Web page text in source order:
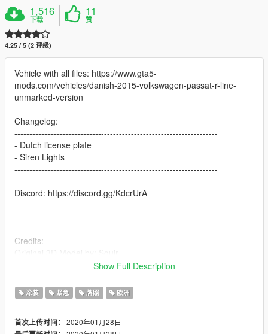
1,516
下载
11
赞
4.25 / 5 (2 评级)
Vehicle with all files: https://www.gta5-
mods.com/vehicles/danish-2015-volkswagen-passat-r-line-
unmarked-version
Changelog:
--------------------------------------------------------------------
- Dutch license plate
- Siren Lights
--------------------------------------------------------------------
Discord: https://discord.gg/KdcrUrA
--------------------------------------------------------------------
Credits:
Converted to SA: Meho12
Template and skin: AchillesDKPolicemods
ELS Ready: AchillesDKPoliceMods
Ion: NiemandMinderDan
Show Full Description
涂装 紧急 牌照 欧洲
首次上传时间： 2020年01月28日